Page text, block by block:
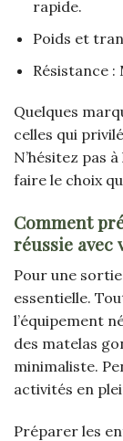
rapide.
Poids et
Résistance :
Quelques
celles qui
N’hésitez pas
faire le choix
Comment
réussie avec
Pour une
essentielle.
l’équipement
des matelas
minimaliste.
activités en
Préparer les